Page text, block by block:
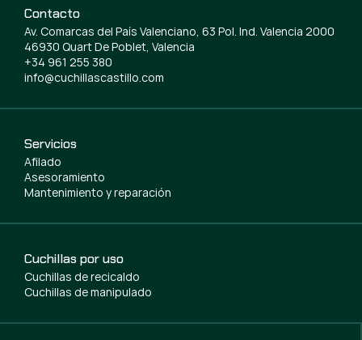
Servicios
Afilado
Asesoramiento
Mantenimiento y reparación
Cuchillas por uso
Cuchillas de recicaldo
Cuchillas de manipulado
Contacto
Av. Comarcas del País Valenciano, 63 Pol. Ind. Valencia 2000
46930 Quart De Poblet, Valencia
+34 961 255 380
info@cuchillascastillo.com